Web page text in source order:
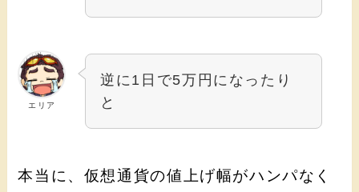
エリア
逆に1日で5万円になったり
と
本当に、仮想通貨の値上げ幅がハンパなく